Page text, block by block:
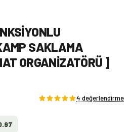
SAKLAMA
ORGANIZATÖRÜ ]
4 değerlendirme